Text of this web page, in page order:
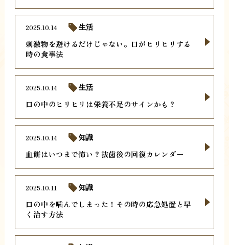
刺激物を避けるだけじゃない。口がヒリヒリする
時の食事法
2025.10.14 生活
口の中のヒリヒリは栄養不足のサインかも？
2025.10.14 生活
血餅はいつまで怖い？抜歯後の回復カレンダー
2025.10.14 知識
口の中を噛んでしまった！その時の応急処置と早
く治す方法
2025.10.11 知識